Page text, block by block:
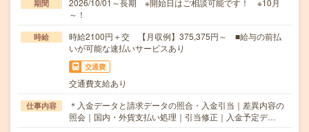
期間
2026/10/01～長期 ※開始日はご相談可能です！ ※10月
～！
時給
時給2100円＋交 【月収例】375,375円～ ■給与の前払
いが可能な速払いサービスあり
交通費
交通費支給あり
仕事内容
＊入金データと請求データの照合・入金引当｜差異内容の
照会｜国内・外貨支払い処理｜引当修正｜入金予定デ…